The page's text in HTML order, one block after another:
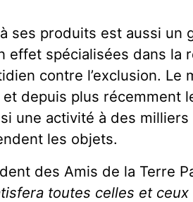
ses produits est aussi un
effet spécialisées dans la
contre l’exclusion. Le
depuis plus récemment
une activité à des
les objets.
des Amis de la Terre
toutes celles et